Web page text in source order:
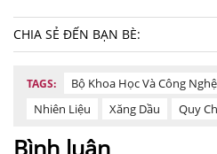
CHIA SẺ ĐẾN BẠN BÈ:
TAGS: Bộ Khoa Học Và Công Nghệ
Nhiên Liệu
Xăng Dầu Quy
Bình luận